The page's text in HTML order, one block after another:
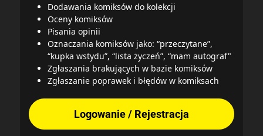
Dodawania komiksów do kolekcji
Oceny komiksów
Pisania opinii
Oznaczania komiksów jako: “przeczytane”,
“kupka wstydu”, “lista życzeń”, “mam autograf"
Zgłaszania brakujących w bazie komiksów
Zgłaszanie poprawek i błędów w komiksach
Logowanie / Rejestracja